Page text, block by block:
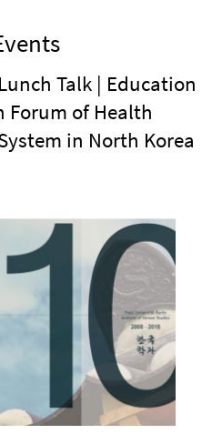
Talk | Education
Forum of Health
in North Korea